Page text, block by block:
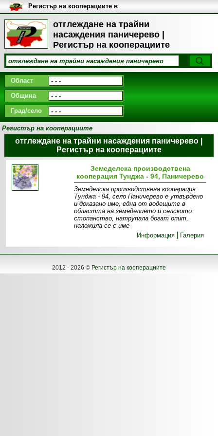
отглеждане на трайни
насаждения паничерево |
Регистър на кооперациите
Регистър на кооперациите в
България
Област
Община
Град/село
Регистър на кооперациите
отглеждане на трайни насаждения паничерево |
Регистър на кооперациите
Земеделска производствена
кооперация Тунджа - 94, Паничерево
Земеделска производствена кооперация
Тунджа - 94, село Паничерево e утвърдено
и доказано име, една от водещите в
областта на земеделието и селското
стопанство, натрупала богат опит,
наложила се с име
Информация
Галерия
2012 - 2026 © Регистър на кооперациите